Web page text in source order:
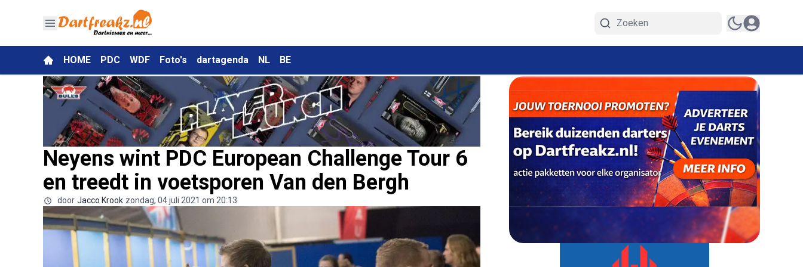
HOME PDC WDF Foto's dartagenda NL BE
Neyens wint PDC European Challenge Tour 6
en treedt in voetsporen Van den Bergh
door Jacco Krook zondag, 04 juli 2021 om 20:13